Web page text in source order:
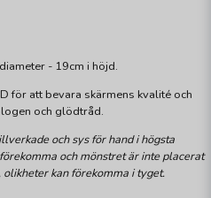
- 19cm i höjd.
för att bevara skärmens kvalité och
och glödtråd.
och sys för hand i högsta
och mönstret är inte placerat
kan förekomma i tyget.